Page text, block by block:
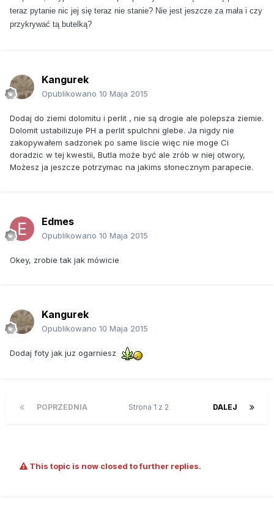
teraz pytanie nic jej się teraz nie stanie? Nie jest jeszcze za mała i czy
przykrywać tą butelką?
Kangurek
Opublikowano 10 Maja 2015
Dodaj do ziemi dolomitu i perlit , nie są drogie ale polepsza ziemie.
Dolomit ustabilizuje PH a perlit spulchni glebe. Ja nigdy nie
zakopywałem sadzonek po same liscie więc nie moge Ci
doradzic w tej kwestii, Butla może być ale zrób w niej otwory,
Możesz ja jeszcze potrzymac na jakims słonecznym parapecie.
Edmes
Opublikowano 10 Maja 2015
Okey, zrobie tak jak mówicie
Kangurek
Opublikowano 10 Maja 2015
Dodaj foty jak juz ogarniesz
POPRZEDNIA DALEJ
Strona 1 z 2
This topic is now closed to further replies.